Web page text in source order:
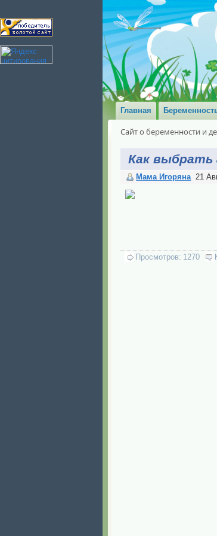
Главная
Сайт о беременности и
Как выбрать
Мама Игоряна 21
Просмотров: 1270